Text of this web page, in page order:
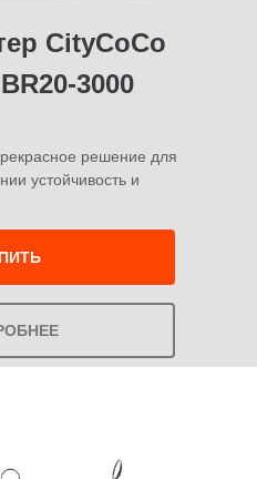
CityCoCo
3000
решение для
устойчивость и